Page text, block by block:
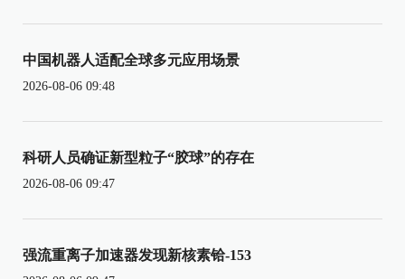
中国机器人适配全球多元应用场景
2026-08-06 09:48
科研人员确证新型粒子“胶球”的存在
2026-08-06 09:47
强流重离子加速器发现新核素铪-153